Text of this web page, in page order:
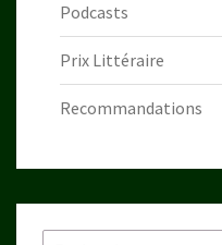
Podcasts
Prix Littéraire
Recommandations